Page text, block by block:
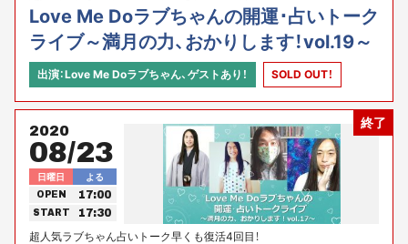
Love Me Doラブちゃんの開運･占いトーク
ライブ～満月の力、おかりします！vol.19～
出演：Love Me Doラブちゃん、ゲストあり！ SOLD OUT！
終了
2020
08/23
日曜日 よる
OPEN 17:00
START 17:30
超人気ラブちゃん占いトーク早くも復活4回目！